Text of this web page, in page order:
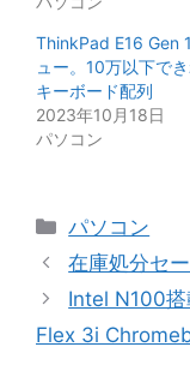
ThinkPad E16 Gen
ュー。10万以下で
キーボード配列
2023年10月18日
パソコン
カ
テ
リ
ー
パソコン
在庫処分セ
Intel N100
Flex 3i